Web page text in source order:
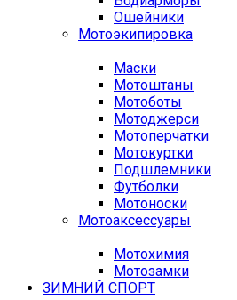
Ошейники
Мотоэкипировка
Маски
Мотоштаны
Мотоботы
Мотоджерси
Мотоперчатки
Мотокуртки
Подшлемники
Футболки
Мотоноски
Мотоаксессуары
Мотохимия
Мотозамки
ЗИМНИЙ СПОРТ